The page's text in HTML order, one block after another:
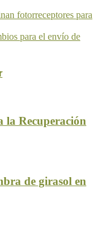
fotorreceptores para
para el envío de
la Recuperación
de girasol en